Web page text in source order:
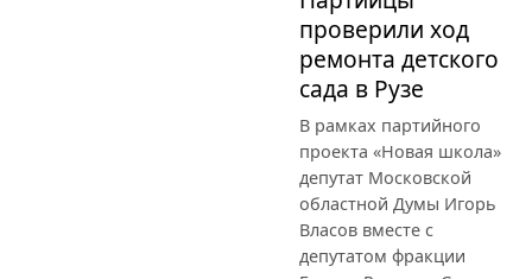
В рамках партийного
проекта «Новая школа»
депутат Московской
областной Думы Игорь
Власов вместе с
депутатом фракции
Единая Россия в Совете
депутатов Рузского
муниципального округа
Надеждой Квасовой,